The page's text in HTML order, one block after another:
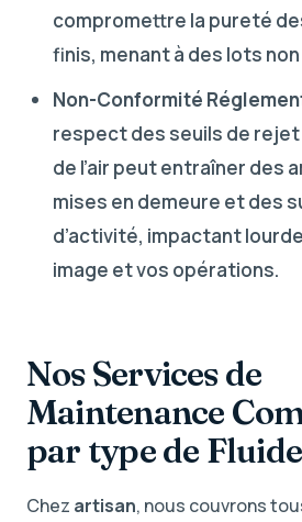
compromettre la pureté
finis, menant à des lots
Non-Conformité
respect des seuils de rejet
de l’air peut entraîner des
mises en demeure et des
d’activité, impactant
image et vos opérations.
Nos Services de
Maintenance
par type de Fluide
Chez artisan, nous couvrons